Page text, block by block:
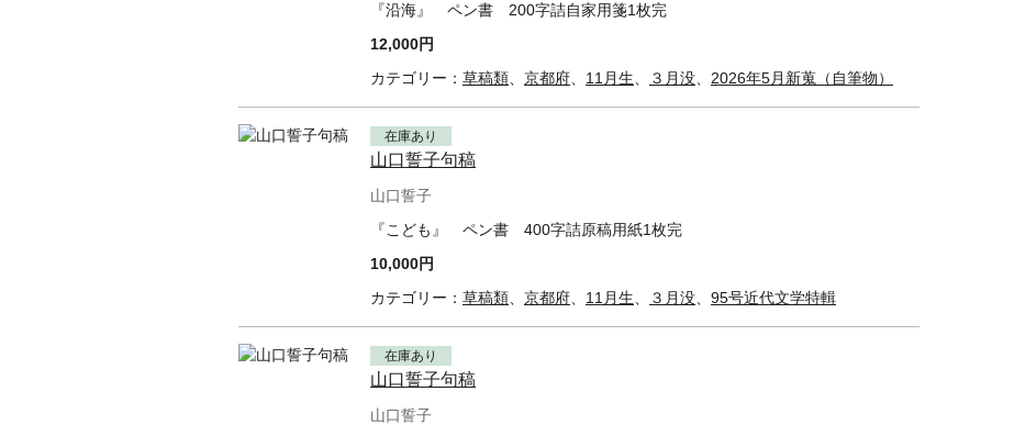
『沿海』 ペン書 200字詰自家用箋1枚完
12,000円
カテゴリー： 草稿類 京都府 11月生 ３月没 2026年5月新蒐（自筆物）
在庫あり
山口誓子句稿
山口誓子
『こども』 ペン書 400字詰原稿用紙1枚完
10,000円
カテゴリー： 草稿類 京都府 11月生 ３月没 95号近代文学特輯
在庫あり
山口誓子句稿
山口誓子